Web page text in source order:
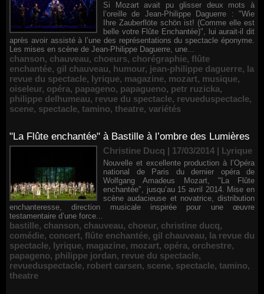
Si Mozart avait pu glisser deux mots à
l’oreille de Jean-Philippe Daguerre : "Wie
Ihre Zauberflöte schön ist! (Comme elle est
belle votre Flûte Enchantée)", lui aurait-il dit
après avoir assisté à l’une des représentations du spectacle éponyme.
Les mises en scène de Jean-Philippe Daguerre, une...
chanson, chauveau, choeurs, chorégraphie, flûte
enchantée, gil chauveau, humour, jean-philippe daguerre, la
revue du spectacle, lyrique, magazine, mozart, musique,
oiseleur, opéra, papageno, papagueno, petr ruzicka,
philippe delhumeau, revue du spectacle, revueduspectacle,
scene, spectacle, tamino, theatre, variétés
"La Flûte enchantée" à Bastille à l’ombre des Lumières
Christine Ducq | 17/03/2014 | Lyrique
Nouvelle et excellente production à l’Opéra
national de Paris du dernier opéra de
Wolfgang Amadeus Mozart, "La Flûte
enchantée", jusqu’au 15 avril 2014. Mise en
scène audacieuse et novatrice, distribution
enchanteresse, direction musicale inspirée pour une œuvre
testamentaire d’une force...
bastille, chanson, chauveau, choeur, christine ducq,
comédie, concert, flûte enchantée, gil chauveau, la revue du
spectacle, lyrique, magazine, mozart, opéra, orchestre,
papageno, philippe jordan, revue du spectacle,
revueduspectacle, robert carsen, scene, spectacle, tamino,
theatre